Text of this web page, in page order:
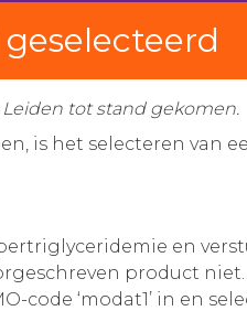
tot stand gekomen.
is het selecteren van
en
product niet.
‘modat1’ in en